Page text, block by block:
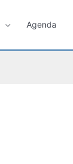
Agenda